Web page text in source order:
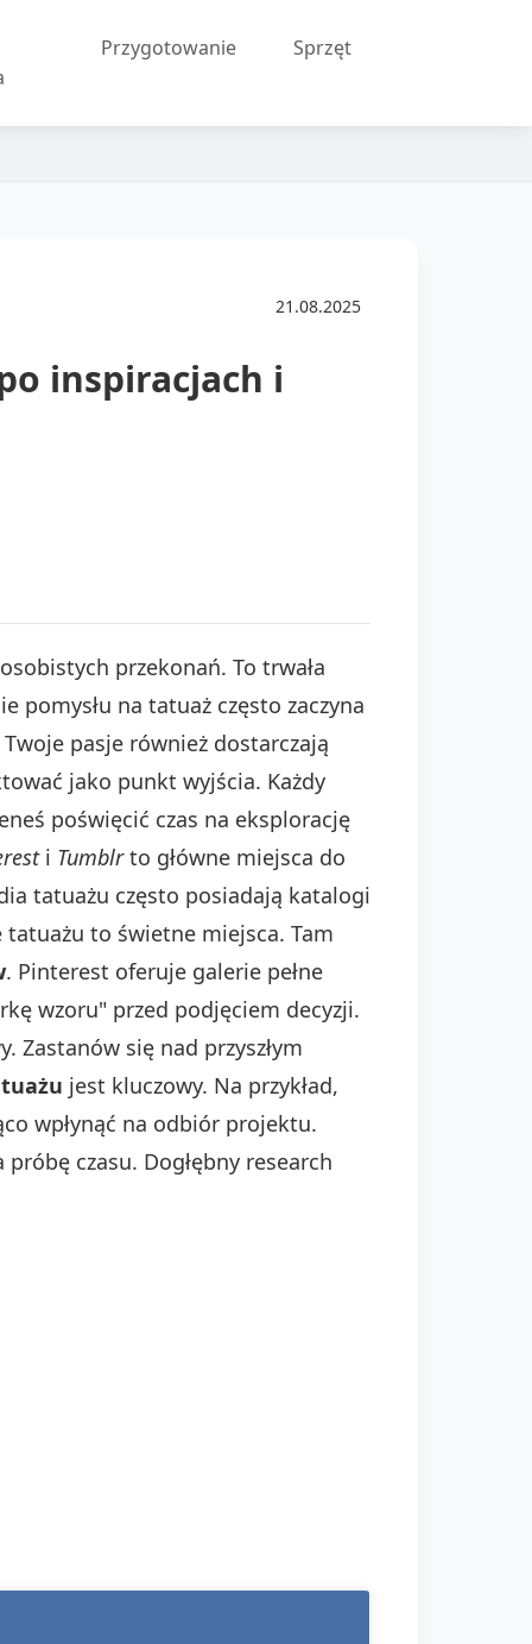
Przygotowanie Sprzęt
21.08.2025
inspiracjach i
przekonań. To trwała
pomysłu na tatuaż często zaczyna
pasje również dostarczają
jako punkt wyjścia. Każdy
poświęcić czas na eksplorację
i Tumblrto główne miejsca do
tatuażu często posiadają katalogi
to świetne miejsca. Tam
. Pinterest oferuje galerie pełne
wzoru" przed podjęciem decyzji.
Zastanów się nad przyszłym
jest kluczowy. Na przykład,
wpłynąć na odbiór projektu.
czasu. Dogłębny research